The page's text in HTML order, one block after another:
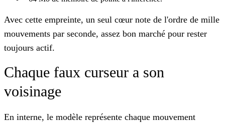
Avec cette empreinte, un seul cœur note de l'ordre de mille
mouvements par seconde, assez bon marché pour rester
toujours actif.
Chaque faux curseur a son
voisinage
En interne, le modèle représente chaque mouvement